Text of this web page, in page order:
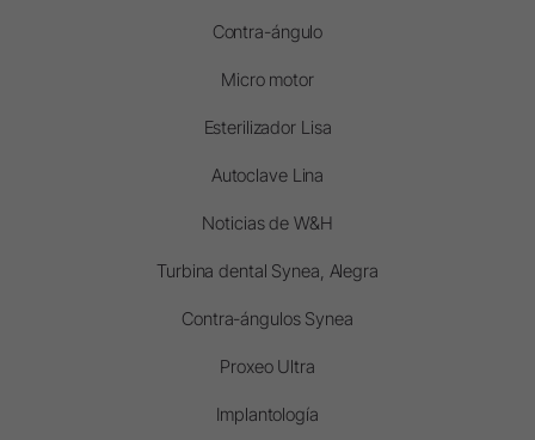
Contra-ángulo
Micro motor
Esterilizador Lisa
Autoclave Lina
Noticias de W&H
Turbina dental Synea, Alegra
Contra-ángulos Synea
Proxeo Ultra
Implantología